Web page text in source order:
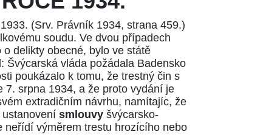
(Srv. Právník 1934, strana 459.)
soudu. Ve dvou případech
delikty obecné, bylo ve státě
vláda požádala Badensko
poukázalo k tomu, že trestný čin s
7. srpna 1934, a že proto vydání je
extradičním návrhu, namítajíc, že
smlouvy švýcarsko-
neřídí výměrem trestu hrozícího nebo